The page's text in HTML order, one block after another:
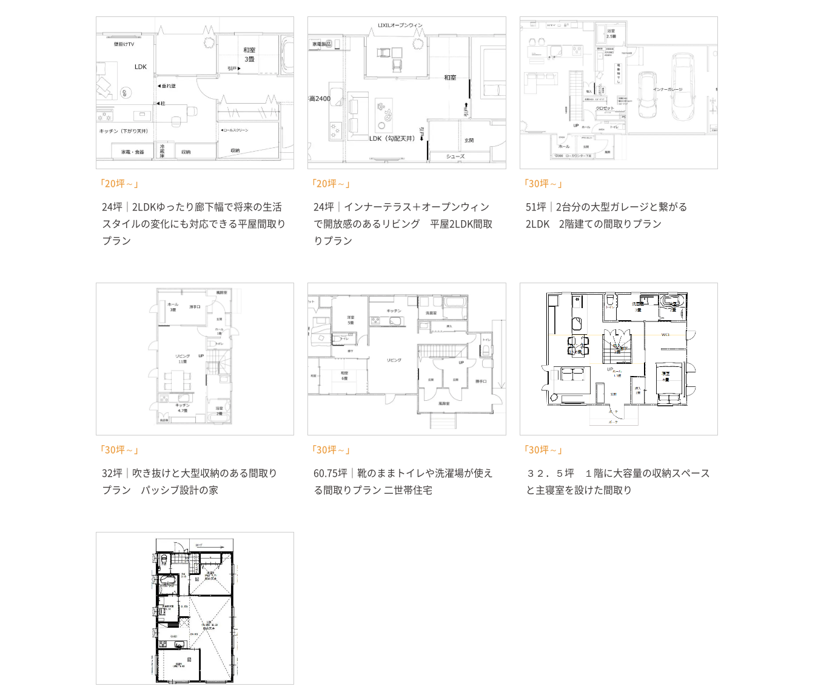
「20坪～」
24坪｜2LDKゆったり廊下幅で将来の生活
スタイルの変化にも対応できる平屋間取り
プラン
「20坪～」
24坪｜インナーテラス＋オープンウィン
で開放感のあるリビング 平屋2LDK間取
りプラン
「30坪～」
51坪｜2台分の大型ガレージと繋がる
2LDK 2階建ての間取りプラン
「30坪～」
32坪｜吹き抜けと大型収納のある間取り
プラン パッシブ設計の家
「30坪～」
60.75坪｜靴のままトイレや洗濯場が使え
る間取りプラン 二世帯住宅
「30坪～」
３２．５坪 １階に大容量の収納スペース
と主寝室を設けた間取り